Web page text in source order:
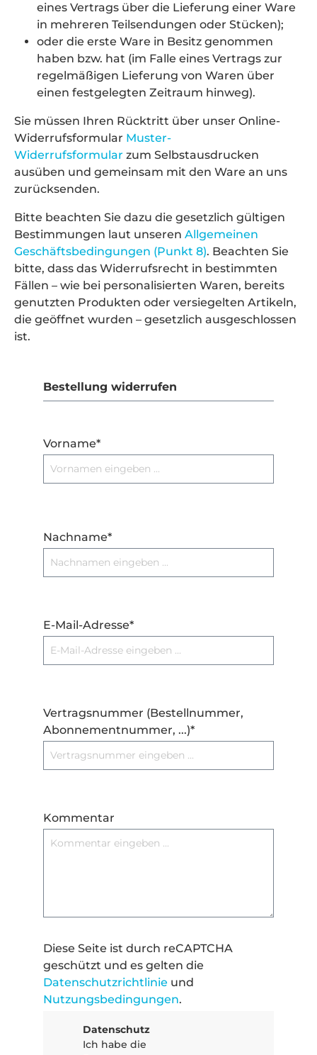
eines Vertrags über die Lieferung einer Ware
in mehreren Teilsendungen oder Stücken);
oder die erste Ware in Besitz genommen
haben bzw. hat (im Falle eines Vertrags zur
regelmäßigen Lieferung von Waren über
einen festgelegten Zeitraum hinweg).
Sie müssen Ihren Rücktritt über unser Online-
Widerrufsformular Muster-
Widerrufsformular zum Selbstausdrucken
ausüben und gemeinsam mit den Ware an uns
zurücksenden.
Bitte beachten Sie dazu die gesetzlich gültigen
Bestimmungen laut unseren Allgemeinen
Geschäftsbedingungen (Punkt 8). Beachten Sie
bitte, dass das Widerrufsrecht in bestimmten
Fällen – wie bei personalisierten Waren, bereits
genutzten Produkten oder versiegelten Artikeln,
die geöffnet wurden – gesetzlich ausgeschlossen
ist.
Bestellung widerrufen
Vorname*
Nachname*
E-Mail-Adresse*
Vertragsnummer (Bestellnummer,
Abonnementnummer, ...)*
Kommentar
Diese Seite ist durch reCAPTCHA
geschützt und es gelten die
Datenschutzrichtlinie und
Nutzungsbedingungen.
Datenschutz
Ich habe die